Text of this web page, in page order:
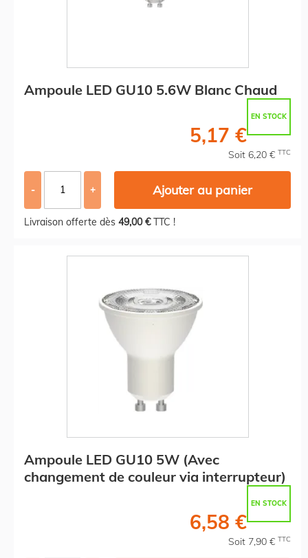
Ampoule LED GU10 5.6W Blanc Chaud
EN STOCK
5,17 €
Soit 6,20 € TTC
- + Ajouter au panier
Livraison offerte dès 49,00 €TTC !
Ampoule LED GU10 5W (Avec
changement de couleur via interrupteur)
EN STOCK
6,58 €
Soit 7,90 € TTC